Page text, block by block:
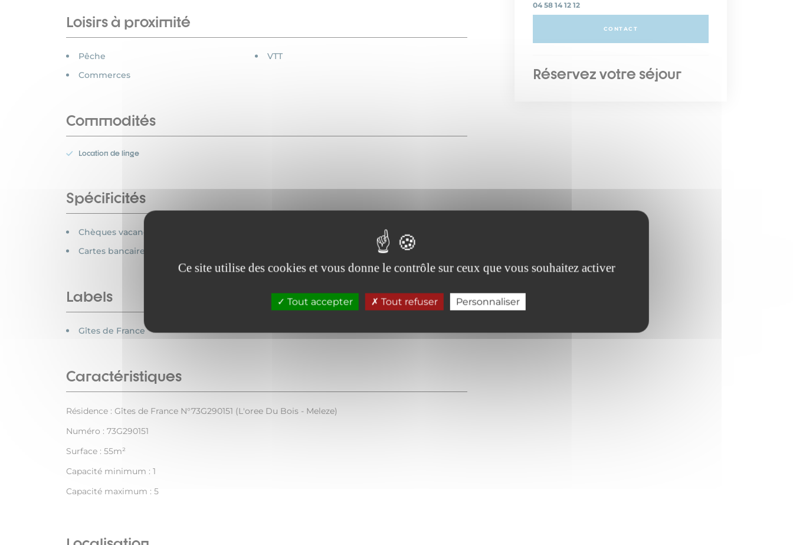
Ce site utilise des cookies et vous donne le contrôle sur ceux que vous souhaitez activer
Tout accepter Tout refuser Personnaliser
Loisirs à proximité
Pêche
VTT
Commerces
Commodités
Location de linge
Spécificités
Chèques vacances acceptés
Cartes bancaires acceptées
Labels
Gîtes de France
Caractéristiques
Résidence : Gîtes de France N°73G290151 (L'oree Du Bois - Meleze)
Numéro : 73G290151
Surface : 55m²
Capacité minimum : 1
Capacité maximum : 5
04 58 14 12 12
CONTACT
Réservez votre séjour